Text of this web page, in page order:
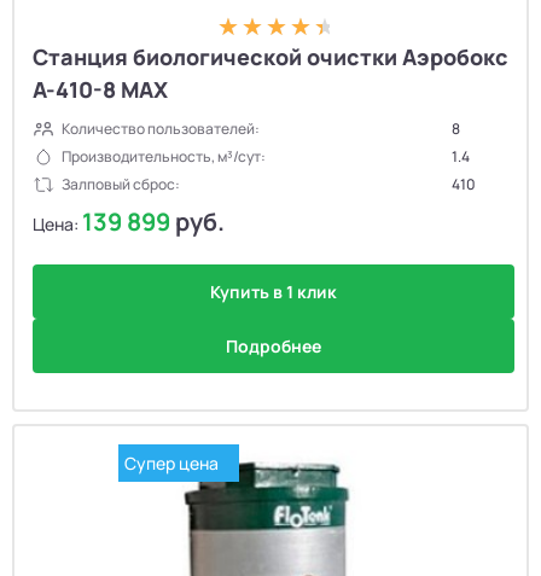
Станция биологической очистки Аэробокс
А-410-8 MAX
Количество пользователей:
8
Производительность, м³/сут:
1.4
Залповый сброс:
410
Цена: 139 899 руб.
Купить в 1 клик
Подробнее
Супер цена